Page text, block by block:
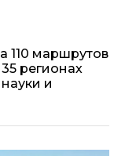
110 маршрутов
регионах
и